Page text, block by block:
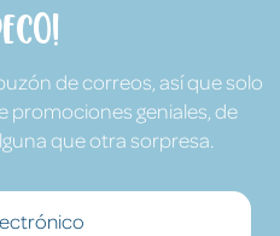
de correos, así que solo
promociones geniales, de
que otra sorpresa.